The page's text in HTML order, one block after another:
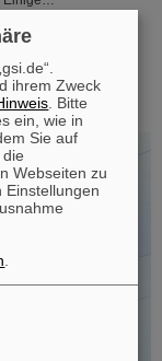
in Japan –
28
ihrem Zweck
. Bitte
ein, wie in
Sie auf
die
Webseiten zu
Einstellungen